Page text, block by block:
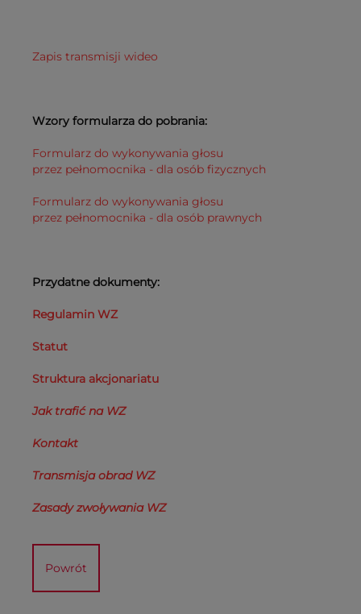
Zapis transmisji wideo
Wzory formularza do pobrania:
Formularz do wykonywania głosu
przez pełnomocnika - dla osób fizycznych
Formularz do wykonywania głosu
przez pełnomocnika - dla osób prawnych
Przydatne dokumenty:
Regulamin WZ
Statut
Struktura akcjonariatu
Jak trafić na WZ
Kontakt
Transmisja obrad WZ
Zasady zwoływania WZ
Powrót